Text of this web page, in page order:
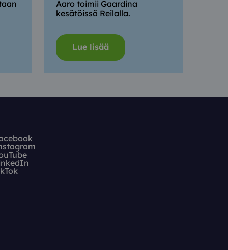
Aaro toimii Gaardina
kesätöissä Reilalla.
Lue lisää